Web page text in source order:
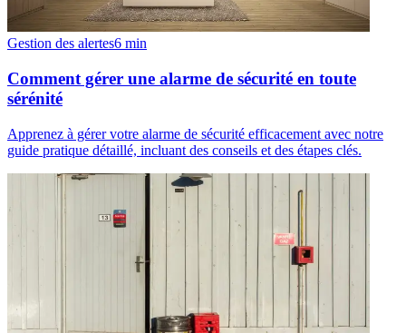
Gestion des alertes6 min
Comment gérer une alarme de sécurité en toute
sérénité
Apprenez à gérer votre alarme de sécurité efficacement avec notre
guide pratique détaillé, incluant des conseils et des étapes clés.